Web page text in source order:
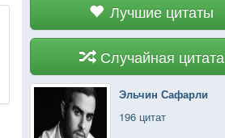
Лучшие цитаты
Случайная цитата
Эльчин Сафарли
196 цитат